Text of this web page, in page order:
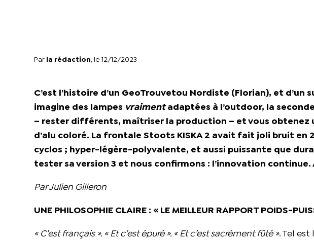
Par la rédaction , le 12/12/2023
C’est l’histoire d’un GeoTrouvetou Nordiste (Florian), et d’un
imagine des lampes vraimentadaptées à l’outdoor, la
– rester différents, maîtriser la production – et vous obtenez
d’alu coloré. La frontale Stoots KISKA 2 avait fait joli bruit en
cyclos ; hyper-légère-polyvalente, et aussi puissante que
tester sa version 3 et nous confirmons : l’innovation
Par Julien Gilleron
UNE PHILOSOPHIE CLAIRE : « LE MEILLEUR RAPPORT POIDS-
« C’est français ». « Et c’est épuré ». « Et c’est sacrément fûté ». Tel